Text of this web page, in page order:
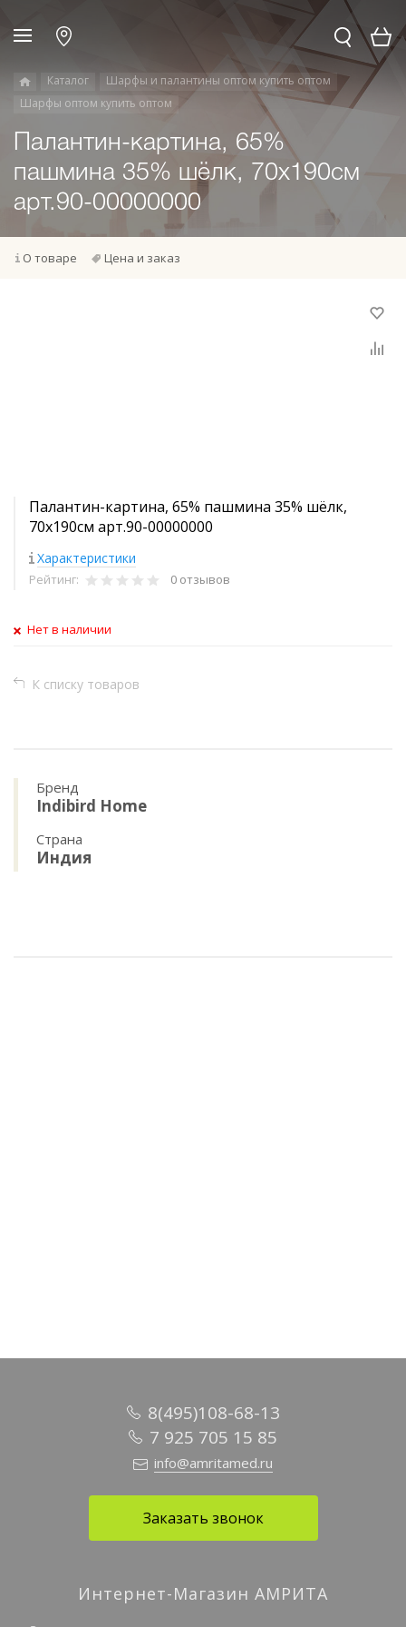
Каталог
Шарфы и палантины оптом купить оптом
Шарфы оптом купить оптом
Палантин-картина, 65%
пашмина 35% шёлк, 70x190см
арт.90-00000000
О товаре Цена и заказ
Палантин-картина, 65% пашмина 35% шёлк,
70x190см арт.90-00000000
Характеристики
Рейтинг: 0 отзывов
Нет в наличии
К списку товаров
Бренд
Indibird Home
Страна
Индия
8(495)108-68-13
7 925 705 15 85
info@amritamed.ru
Заказать звонок
Интернет-Магазин АМРИТА